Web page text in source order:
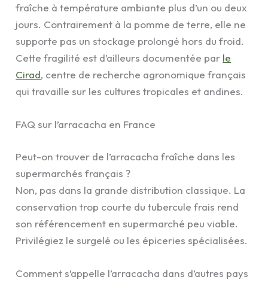
fraîche à température ambiante plus d’un ou deux
jours. Contrairement à la pomme de terre, elle ne
supporte pas un stockage prolongé hors du froid.
Cette fragilité est d’ailleurs documentée par le
Cirad, centre de recherche agronomique français
qui travaille sur les cultures tropicales et andines.
FAQ sur l’arracacha en France
Peut-on trouver de l’arracacha fraîche dans les
supermarchés français ?
Non, pas dans la grande distribution classique. La
conservation trop courte du tubercule frais rend
son référencement en supermarché peu viable.
Privilégiez le surgelé ou les épiceries spécialisées.
Comment s’appelle l’arracacha dans d’autres pays